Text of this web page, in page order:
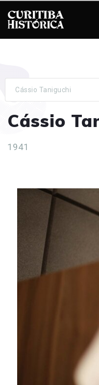
Cássio Taniguchi
Cássio
1941